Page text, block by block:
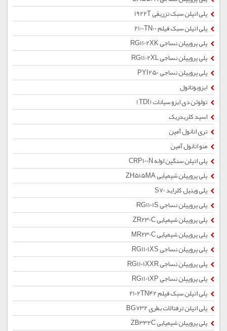
پلی اتیلن سبک تزریقی 1922T
پلی اتیلن سبک فیلم 2100TN00
پلی پروپیلن نساجی RG1102XK
پلی پروپیلن نساجی RG1102XL
پلی پروپیلن نساجی PYI250
ایزوبوتانول
تولوئن دی ایزو سیانات (TDI)
اسید کلریدریک
تری اتانول آمین
منو اتانول آمین
پلی اتیلن سنگین لوله CRP100N
پلی پروپیلن شیمیایی ZH515MA
پلی وینیل کلراید S70
پلی پروپیلن نساجی RG1101S
پلی پروپیلن شیمیایی ZR230C
پلی پروپیلن شیمیایی MR230C
پلی پروپیلن نساجی RG1101XS
پلی پروپیلن نساجی RG1101XXR
پلی پروپیلن نساجی RG1101XP
پلی اتیلن سبک فیلم 2102TN42
پلی اتیلن ترفتالات بطری BG732
پلی پروپیلن شیمیایی ZB332C